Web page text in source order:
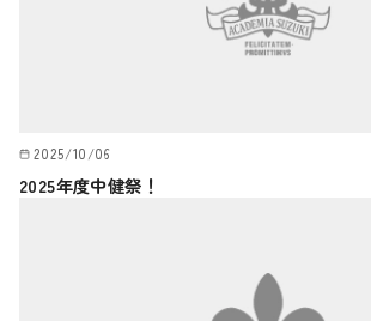
2025/10/06
2025年度中健祭！